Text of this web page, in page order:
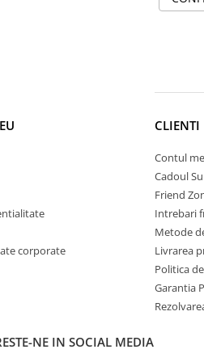
corporate
CLIENTI
Contul
Cadoul
Friend
Intrebari
Metode
Livrarea
Politica
Garantia
NE IN SOCIAL MEDIA